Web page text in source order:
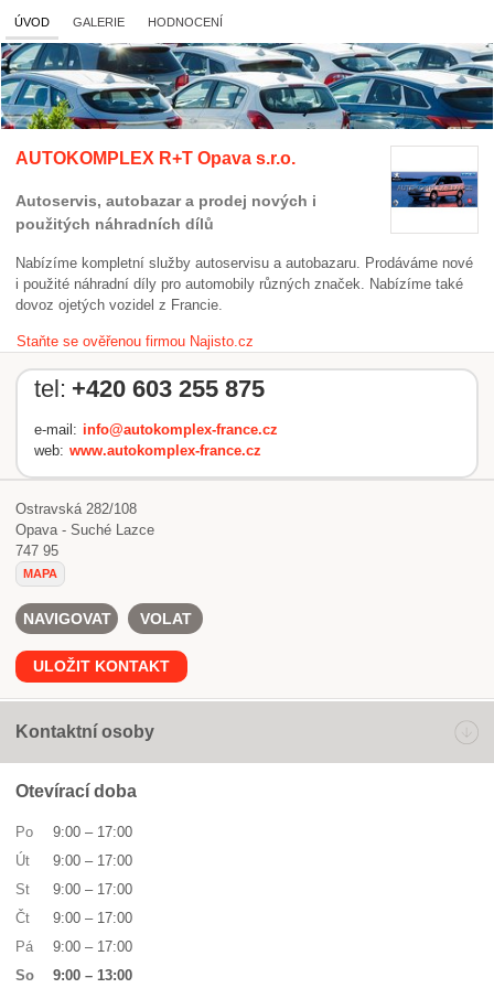
ÚVOD GALERIE HODNOCENÍ
AUTOKOMPLEX R+T Opava s.r.o.
Autoservis, autobazar a prodej nových i
použitých náhradních dílů
Nabízíme kompletní služby autoservisu a autobazaru. Prodáváme nové
i použité náhradní díly pro automobily různých značek. Nabízíme také
dovoz ojetých vozidel z Francie.
Staňte se ověřenou firmou Najisto.cz
tel: +420 603 255 875
e-mail: info@autokomplex-france.cz
web: www.autokomplex-france.cz
Ostravská 282/108
Opava - Suché Lazce
747 95
MAPA
NAVIGOVAT VOLAT
ULOŽIT KONTAKT
Kontaktní osoby
Otevírací doba
Po 9:00 – 17:00
Út
9:00 – 17:00
St
9:00 – 17:00
Čt
9:00 – 17:00
Pá
9:00 – 17:00
So
9:00 – 13:00